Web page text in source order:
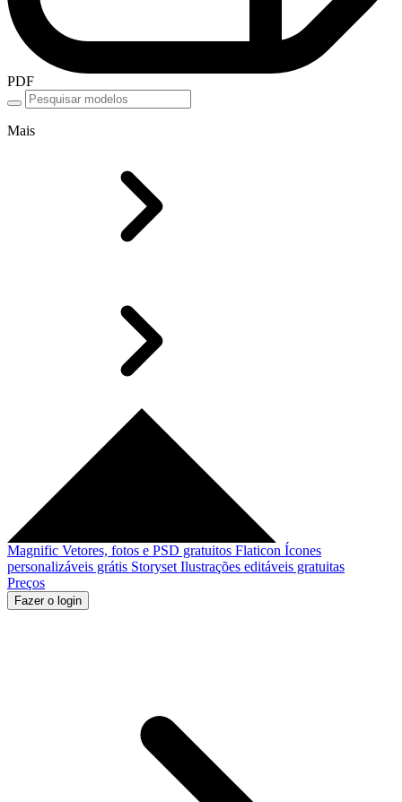
PDF
Mais
Magnific Vetores, fotos e PSD gratuitos Flaticon Ícones
personalizáveis grátis Storyset Ilustrações editáveis gratuitas
Preços
Fazer o login